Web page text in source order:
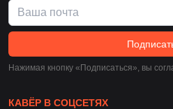
Нажимая кнопку «Подписаться», вы
КАВЁР В СОЦСЕТЯХ